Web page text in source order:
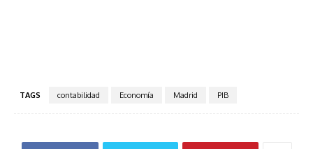
TAGS contabilidad Economía Madrid PIB